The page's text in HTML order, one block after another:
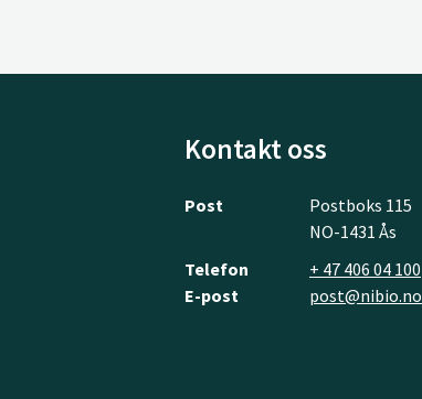
Kontakt oss
Post
Postboks 115
NO-1431 Ås
Telefon
+ 47 406 04 100
E-post
post@nibio.no